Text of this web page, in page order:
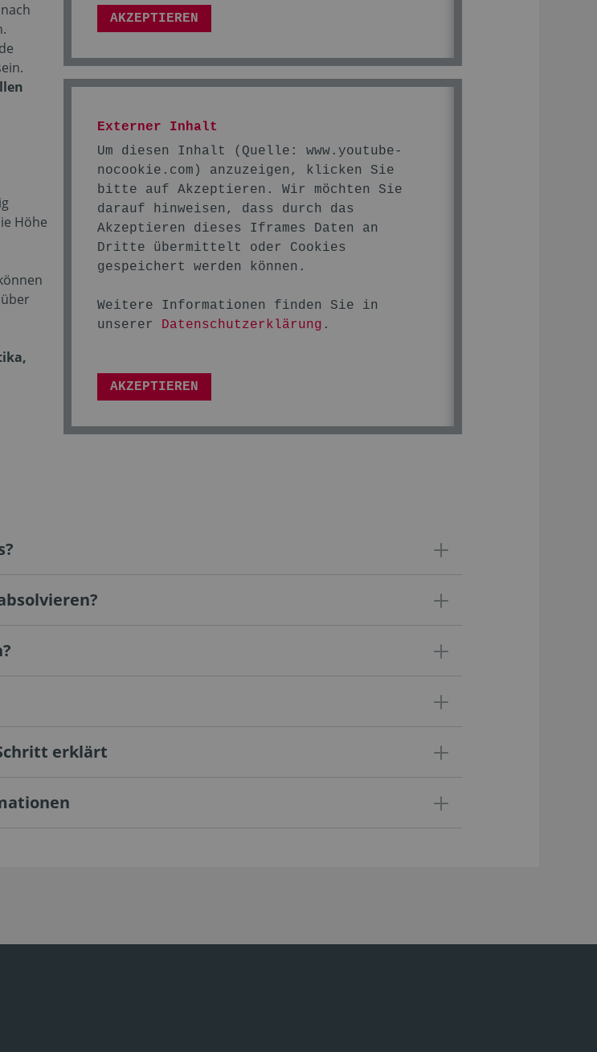
AKZEPTIEREN
Externer Inhalt
Um diesen Inhalt (Quelle: www.youtube-
nocookie.com ) anzuzeigen, klicken Sie
bitte auf Akzeptieren. Wir möchten Sie
darauf hinweisen, dass durch das
Akzeptieren dieses Iframes Daten an
Dritte übermittelt oder Cookies
gespeichert werden können.
Weitere Informationen finden Sie in
unserer Datenschutzerklärung .
AKZEPTIEREN
Höhe
erklärt